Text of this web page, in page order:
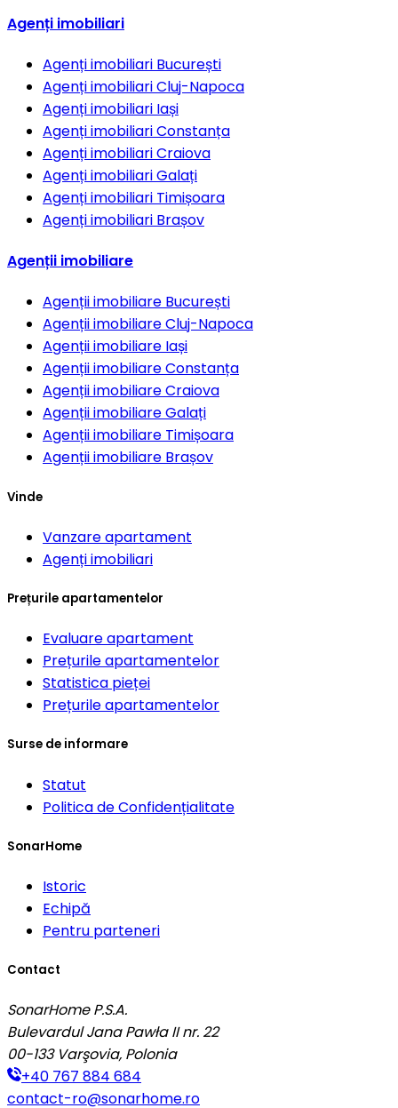
Agenți imobiliari
Agenți imobiliari București
Agenți imobiliariCluj-Napoca
Agenți imobiliari Iași
Agenți imobiliariConstanța
Agenți imobiliariCraiova
Agenți imobiliariGalați
Agenți imobiliari Timișoara
Agenți imobiliari Brașov
Agenții imobiliare
Agenții imobiliare București
Agenții imobiliareCluj-Napoca
Agenții imobiliare Iași
Agenții imobiliareConstanța
Agenții imobiliareCraiova
Agenții imobiliareGalați
Agenții imobiliare Timișoara
Agenții imobiliare Brașov
Vinde
Vanzare apartament
Agenți imobiliari
Prețurile apartamentelor
Evaluare apartament
Prețurile apartamentelor
Statistica pieței
Prețurile apartamentelor
Surse de informare
Statut
Politica de Confidențialitate
SonarHome
Istoric
Echipă
Pentru parteneri
Contact
SonarHome P.S.A.
Bulevardul Jana Pawła II nr. 22
00-133 Varşovia, Polonia
+40 767 884 684
contact-ro@sonarhome.ro